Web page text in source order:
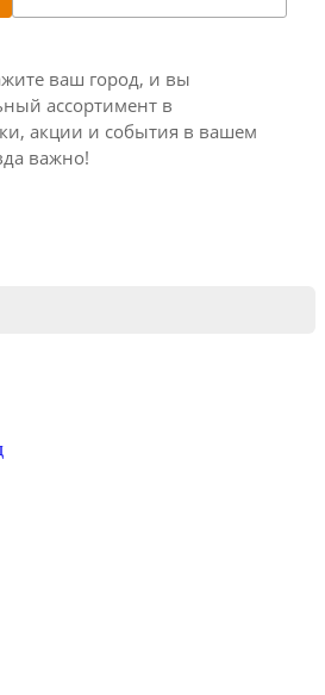
ваш город, и вы
ассортимент в
акции и события в вашем
важно!